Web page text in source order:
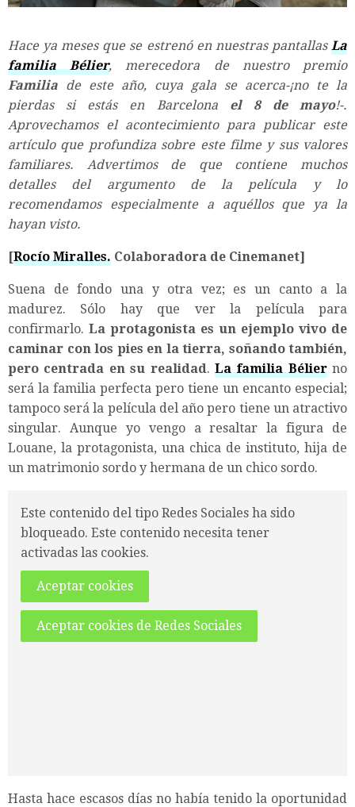
Hace ya meses que se estrenó en nuestras pantallas La
familia Bélier, merecedora de nuestro premio
Familia de este año, cuya gala se acerca-¡no te la
pierdas si estás en Barcelona el 8 de mayo!-.
Aprovechamos el acontecimiento para publicar este
artículo que profundiza sobre este filme y sus valores
familiares. Advertimos de que contiene muchos
detalles del argumento de la película y lo
recomendamos especialmente a aquéllos que ya la
hayan visto.
[Rocío Miralles. Colaboradora de Cinemanet]
Suena de fondo una y otra vez; es un canto a la
madurez. Sólo hay que ver la película para
confirmarlo. La protagonista es un ejemplo vivo de
caminar con los pies en la tierra, soñando también,
pero centrada en su realidad. La familia Bélier no
será la familia perfecta pero tiene un encanto especial;
tampoco será la película del año pero tiene un atractivo
singular. Aunque yo vengo a resaltar la figura de
Louane, la protagonista, una chica de instituto, hija de
un matrimonio sordo y hermana de un chico sordo.
Este contenido del tipo Redes Sociales ha sido
bloqueado. Este contenido necesita tener
activadas las cookies.
Aceptar cookies
Aceptar cookies de Redes Sociales
Hasta hace escasos días no había tenido la oportunidad